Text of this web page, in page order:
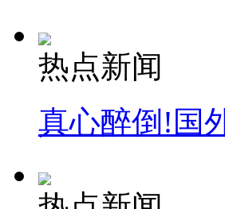
热点新闻
真心醉倒!国